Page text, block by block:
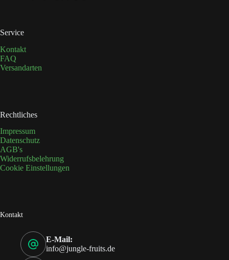
Service
Kontakt
FAQ
Versandarten
Rechtliches
Impressum
Datenschutz
AGB's
Widerrufsbelehrung
Cookie Einstellungen
Kontakt
E-Mail:
info@jungle-fruits.de